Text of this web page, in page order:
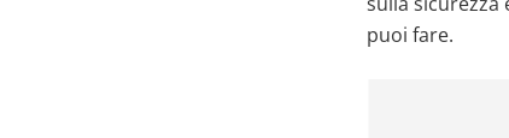
puoi fare.